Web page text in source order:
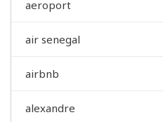
aeroport
air senegal
airbnb
alexandre